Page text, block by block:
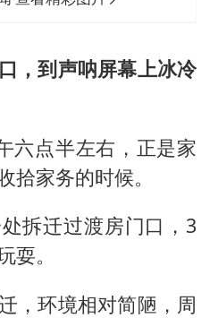
，到声呐屏幕上冰冷
六点半左右，正是家
拾家务的时候。
拆迁过渡房门口，3
耍。
，环境相对简陋，周